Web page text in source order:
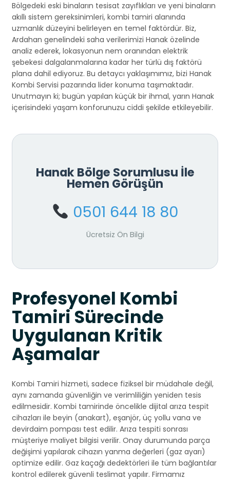
Bölgedeki eski binaların tesisat zayıflıkları ve yeni binaların
akıllı sistem gereksinimleri, kombi tamiri alanında
uzmanlık düzeyini belirleyen en temel faktördür. Biz,
Ardahan genelindeki saha verilerimizi Hanak özelinde
analiz ederek, lokasyonun nem oranından elektrik
şebekesi dalgalanmalarına kadar her türlü dış faktörü
plana dahil ediyoruz. Bu detaycı yaklaşımımız, bizi Hanak
Kombi Servisi pazarında lider konuma taşımaktadır.
Unutmayın ki; bugün yapılan küçük bir ihmal, yarın Hanak
içerisindeki yaşam konforunuzu ciddi şekilde etkileyebilir.
Hanak Bölge Sorumlusu İle
Hemen Görüşün
0501 644 18 80
Ücretsiz Ön Bilgi
Profesyonel Kombi
Tamiri Sürecinde
Uygulanan Kritik
Aşamalar
Kombi Tamiri hizmeti, sadece fiziksel bir müdahale değil,
aynı zamanda güvenliğin ve verimliliğin yeniden tesis
edilmesidir. Kombi tamirinde öncelikle dijital arıza tespit
cihazları ile beyin (anakart), eşanjör, üç yollu vana ve
devirdaim pompası test edilir. Arıza tespiti sonrası
müşteriye maliyet bilgisi verilir. Onay durumunda parça
değişimi yapılarak cihazın yanma değerleri (gaz ayarı)
optimize edilir. Gaz kaçağı dedektörleri ile tüm bağlantılar
kontrol edilerek güvenli teslimat yapılır. Firmamız